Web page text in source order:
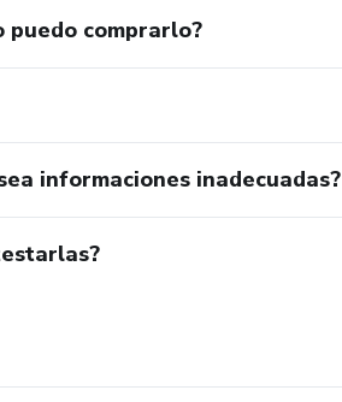
puedo comprarlo?
informaciones inadecuadas?